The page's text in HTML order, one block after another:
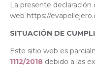
La presente declaración
web https://
SITUACIÓN DE
Este sitio web es
1112/2018 debido a las